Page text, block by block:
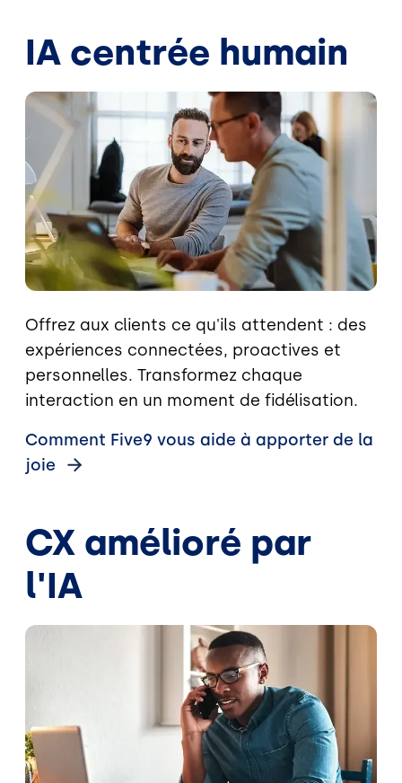
IA centrée humain
Image
Offrez aux clients ce qu'ils attendent : des
expériences connectées, proactives et
personnelles. Transformez chaque
interaction en un moment de fidélisation.
Comment Five9 vous aide à apporter de la
joie
CX amélioré par
l'IA
Image